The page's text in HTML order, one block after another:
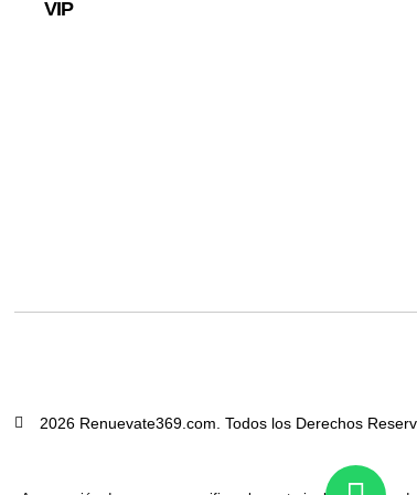
VIP
2026 Renuevate369.com. Todos los Derechos